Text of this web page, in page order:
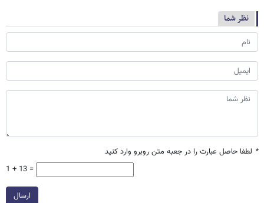
نظر شما
* لطفا حاصل عبارت را در جعبه متن روبرو وارد کنید
1 + 13 =
ارسال